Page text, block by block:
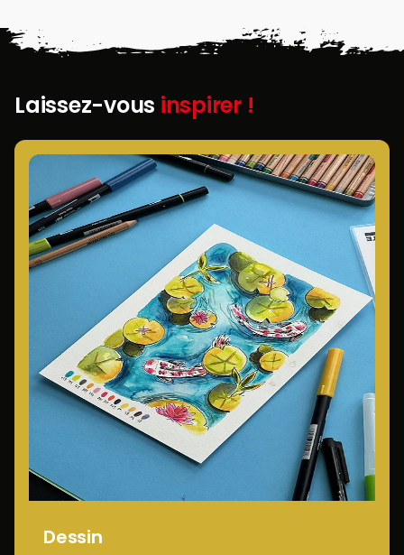
Laissez-vous inspirer !
Dessin